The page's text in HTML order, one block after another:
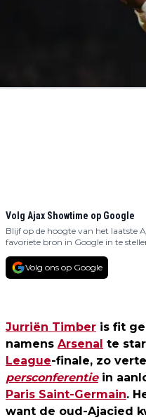
Volg Ajax Showtime op Google
Blijf op de hoogte van het laatste
favoriete bron in Google in te
Volg ons op Google
Jurriën Timber is fit
namens Arsenal te
League-finale, zo
persconferentiein
Paris Saint-Germain.
want de oud-Ajacied